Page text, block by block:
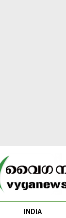
INDIA